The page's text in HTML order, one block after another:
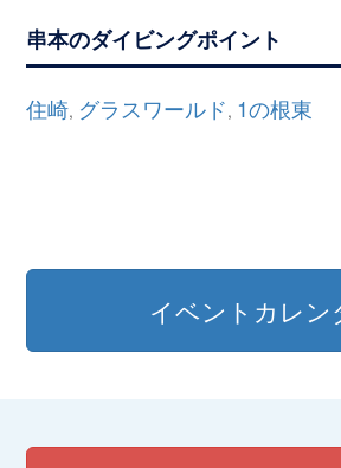
串本のダイビングポイント
住崎, グラスワールド, 1の根東
イベントカレン